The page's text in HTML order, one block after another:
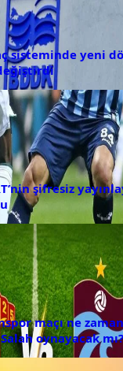
sisteminde yeni
şifresiz
maçı ne
oynayacak mı?